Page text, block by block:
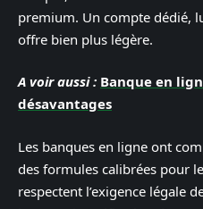
premium. Un compte dédié,
offre bien plus légère.
A voir aussi : Banque en
désavantages
Les banques en ligne ont
des formules calibrées pour
respectent l’exigence légale